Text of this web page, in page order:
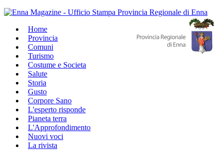
Home
Provincia
Comuni
Turismo
Costume e Societa
Salute
Storia
Gusto
Corpore Sano
L'esperto risponde
Pianeta terra
L'Approfondimento
Nuovi voci
La rivista